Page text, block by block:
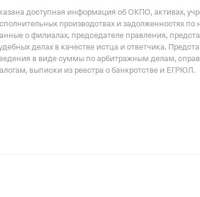
Дата регистрации
4 мая 2022
Наименование территориального органа
доступная информация об ОКПО, активах,
производствах и задолженностях
о филиалах, председателе правления,
делах в качестве истца и ответчика.
в виде суммы по арбитражным делам,
выписки из реестра о банкротстве и ЕГРЮЛ.